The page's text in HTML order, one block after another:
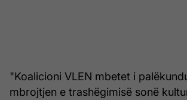
"Koalicioni VLEN mbetet i
mbrojtjen e trashëgimisë sonë